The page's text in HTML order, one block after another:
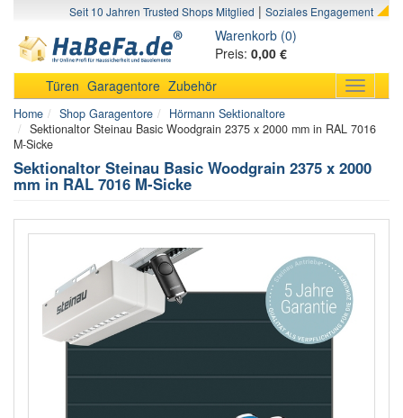
Seit 10 Jahren Trusted Shops Mitglied | Soziales Engagement
Warenkorb (0)
Preis: 0,00 €
Toggle
Türen Garagentore Zubehör
Home Shop Garagentore
Hörmann Sektionaltore
Sektionaltor Steinau Basic Woodgrain 2375 x 2000 mm in RAL 7016
M-Sicke
Sektionaltor Steinau Basic Woodgrain 2375 x 2000
mm in RAL 7016 M-Sicke